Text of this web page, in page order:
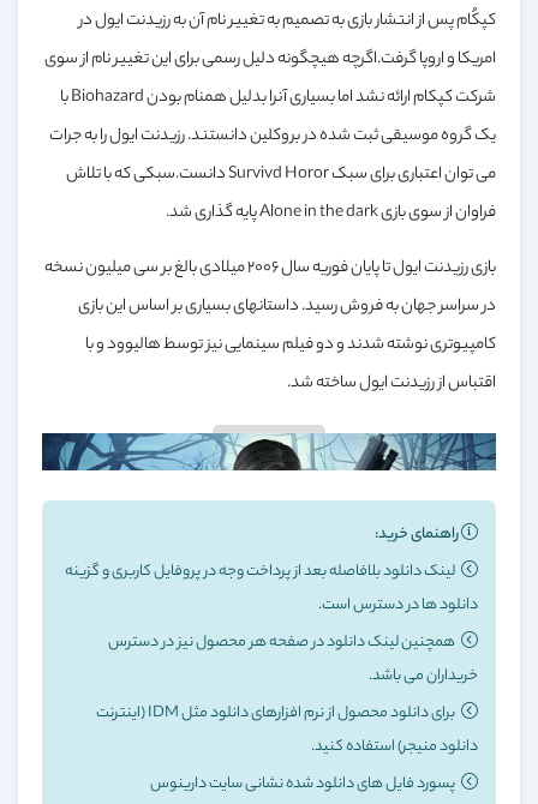
کپکُام پس از انتشار بازی به تصمیم به تغییر نام آن به رزیدنت ایول در
امریکا و اروپا گرفت.اگرچه هیچگونه دلیل رسمی برای این تغییر نام از سوی
شرکت کپکام ارائه نشد اما بسیاری آنرا بدلیل همنام بودن Biohazard با
یک گروه موسیقی ثبت شده در بروکلین دانستند. رزیدنت ایول را به جرات
می توان اعتباری برای سبک Survivd Horor دانست.سبکی که با تلاش
فراوان از سوی بازی Alone in the dark پایه گذاری شد.
بازی رزیدنت ایول تا پایان فوریه سال ۲۰۰۶ میلادی بالغ بر سی میلیون نسخه
در سراسر جهان به فروش رسید. داستانهای بسیاری بر اساس این بازی
کامپیوتری نوشته شدند و دو فیلم سینمایی نیز توسط هالیوود و با
اقتباس از رزیدنت ایول ساخته شد.
نمایشگر
00:00
مطالعه بیشتر
راهنمای خرید:
لینک دانلود بلافاصله بعد از پرداخت وجه در پروفایل کاربری و گزینه
دانلود ها در دسترس است.
همچنین لینک دانلود در صفحه هر محصول نیز در دسترس
خریداران می باشد.
برای دانلود محصول از نرم افزارهای دانلود مثل IDM (اینترنت
دانلود منیجر) استفاده کنید.
پسورد فایل های دانلود شده نشانی سایت دارینوس